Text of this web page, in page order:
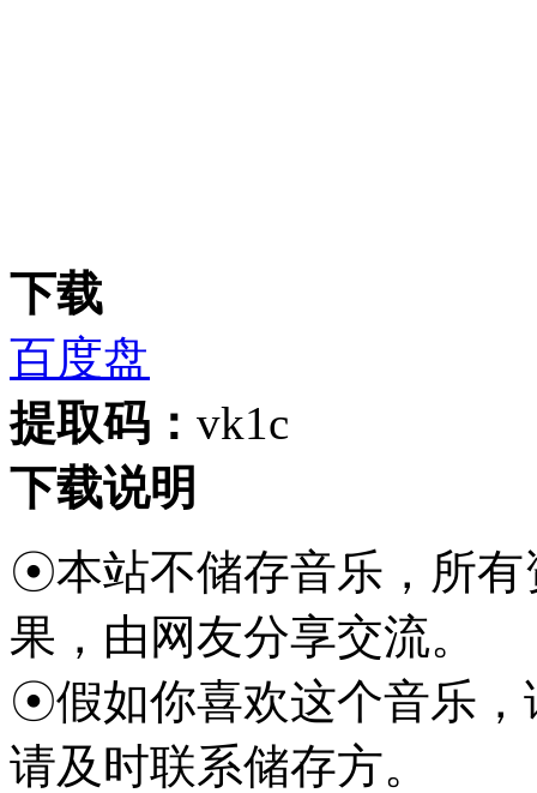
下载
百度盘
提取码： vk1c
下载说明
☉本站不储存音乐，所有
果，由网友分享交流。
☉假如你喜欢这个音乐，
请及时联系储存方。